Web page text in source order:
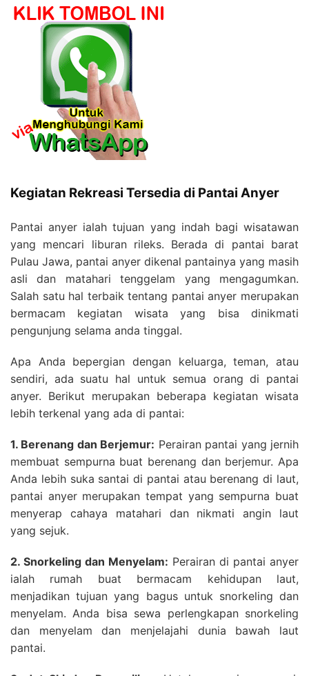
Kegiatan Rekreasi Tersedia di Pantai Anyer
Pantai anyer ialah tujuan yang indah bagi wisatawan
yang mencari liburan rileks. Berada di pantai barat
Pulau Jawa, pantai anyer dikenal pantainya yang masih
asli dan matahari tenggelam yang mengagumkan.
Salah satu hal terbaik tentang pantai anyer merupakan
bermacam kegiatan wisata yang bisa dinikmati
pengunjung selama anda tinggal.
Apa Anda bepergian dengan keluarga, teman, atau
sendiri, ada suatu hal untuk semua orang di pantai
anyer. Berikut merupakan beberapa kegiatan wisata
lebih terkenal yang ada di pantai:
1. Berenang dan Berjemur: Perairan pantai yang jernih
membuat sempurna buat berenang dan berjemur. Apa
Anda lebih suka santai di pantai atau berenang di laut,
pantai anyer merupakan tempat yang sempurna buat
menyerap cahaya matahari dan nikmati angin laut
yang sejuk.
2. Snorkeling dan Menyelam: Perairan di pantai anyer
ialah rumah buat bermacam kehidupan laut,
menjadikan tujuan yang bagus untuk snorkeling dan
menyelam. Anda bisa sewa perlengkapan snorkeling
dan menyelam dan menjelajahi dunia bawah laut
pantai.